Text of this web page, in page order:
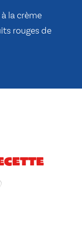
la crème
rouges de